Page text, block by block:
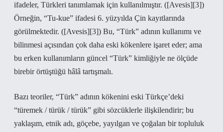
ifadeler, Türkleri tanımlamak için kullanılmıştır. ([Avesis][3])
Örneğin, “Tu‑kue” ifadesi 6. yüzyılda Çin kayıtlarında
görülmektedir. ([Avesis][3]) Bu, “Türk” adının kullanımı ve
bilinmesi açısından çok daha eski kökenlere işaret eder; ama
bu erken kullanımların güncel “Türk” kimliğiyle ne ölçüde
birebir örtüştüğü hâlâ tartışmalı.
Bazı teoriler, “Türk” adının kökenini eski Türkçe’deki
“türemek / türük / türük” gibi sözcüklerle ilişkilendirir; bu
yaklaşım, etnik adı, göçebe, yayılgan ve çoğalan bir topluluk